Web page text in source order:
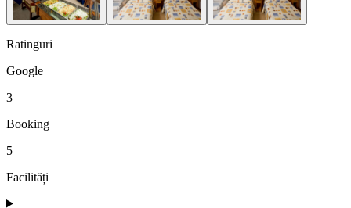
Ratinguri
Google
3
Booking
5
Facilități